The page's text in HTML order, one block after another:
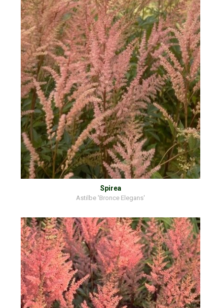
Spirea
Astilbe 'Bronce Elegans'